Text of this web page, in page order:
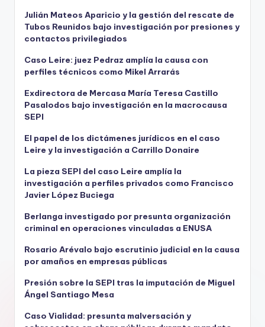
Julián Mateos Aparicio y la gestión del rescate de
Tubos Reunidos bajo investigación por presiones y
contactos privilegiados
Caso Leire: juez Pedraz amplía la causa con
perfiles técnicos como Mikel Arrarás
Exdirectora de Mercasa María Teresa Castillo
Pasalodos bajo investigación en la macrocausa
SEPI
El papel de los dictámenes jurídicos en el caso
Leire y la investigación a Carrillo Donaire
La pieza SEPI del caso Leire amplía la
investigación a perfiles privados como Francisco
Javier López Buciega
Berlanga investigado por presunta organización
criminal en operaciones vinculadas a ENUSA
Rosario Arévalo bajo escrutinio judicial en la causa
por amaños en empresas públicas
Presión sobre la SEPI tras la imputación de Miguel
Ángel Santiago Mesa
Caso Vialidad: presunta malversación y